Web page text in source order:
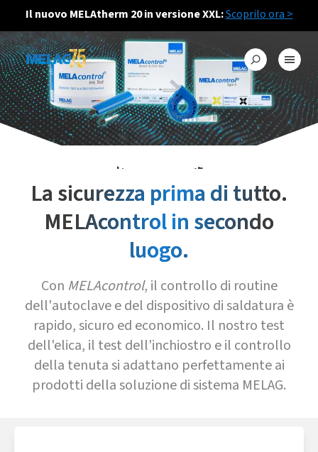
Il nuovo MELAtherm 20 in versione XXL:Scoprilo ora >
TEST DI ROUTINE
La sicurezza prima di tutto.
MELAcontrol in secondo
luogo.
Con MELAcontrol, il controllo di routine
dell'autoclave e del dispositivo di saldatura è
rapido, sicuro ed economico. Il nostro test
dell'elica, il test dell'inchiostro e il controllo
della tenuta si adattano perfettamente ai
prodotti della soluzione di sistema MELAG.